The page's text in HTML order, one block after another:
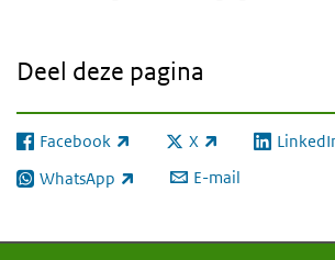
Deel deze pagina
Facebook
(externe link) X
(externe link)(externe
WhatsApp
(externe link) E-mail